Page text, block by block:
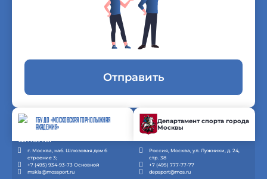
Отправить
ГБУ ДО «МОСКОВСКАЯ ГОРНОЛЫЖНАЯ
АКАДЕМИЯ»
г. Москва, наб. Шлюзовая дом 6
строение 3;
+7 (495) 934-93-73 Основной
mskia@mossport.ru
Департамент спорта города
Москвы
Россия, Москва, ул. Лужники, д. 24,
стр. 38
+7 (495) 777-77-77
depsport@mos.ru